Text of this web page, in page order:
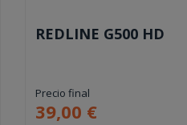
REDLINE G500 HD
Precio final
39,00 €